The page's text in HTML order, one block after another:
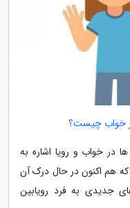
خواب چیست؟
در خواب و رویا اشاره به
که هم اکنون در حال درک آن
جدیدی به فرد رویابین